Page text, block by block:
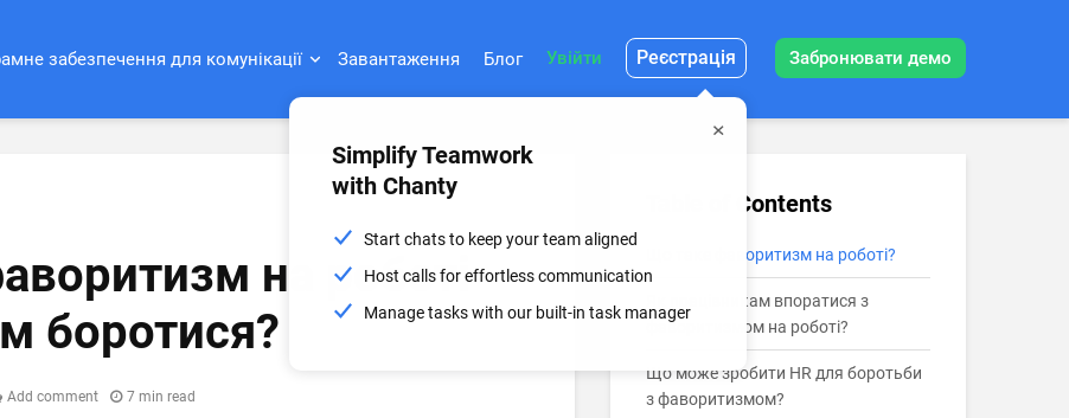
забезпечення для комунікації Завантаження Блог Увійти Реєстрація
Simplify Teamwork
with Chanty
Start chats to keep your team aligned
Host calls for effortless communication
Manage tasks with our built-in task manager
Забронювати демо
на роботі
боротися?
Add comment 7 min read
Table of Contents
Що таке фаворитизм на роботі?
Як працівникам впоратися з
фаворитизмом на роботі?
Що може зробити HR для боротьби
з фаворитизмом?